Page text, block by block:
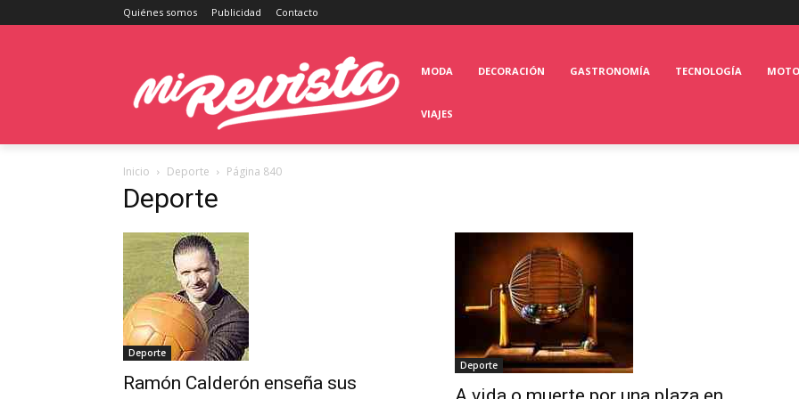
Quiénes somos Publicidad Contacto
MODA DECORACIÓN GASTRONOMÍA TECNOLOGÍA
VIAJES
Inicio Deporte Página 840
Deporte
Deporte
Ramón Calderón enseña sus
Deporte